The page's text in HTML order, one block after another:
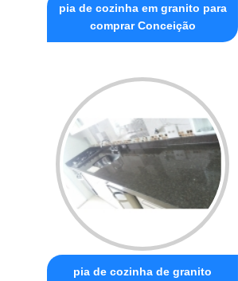
pia de cozinha em granito para
comprar Conceição
pia de cozinha de granito